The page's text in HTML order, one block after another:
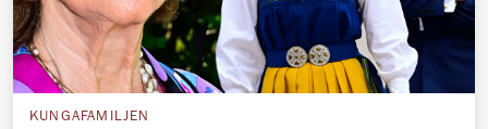
KUNGAFAMILJEN